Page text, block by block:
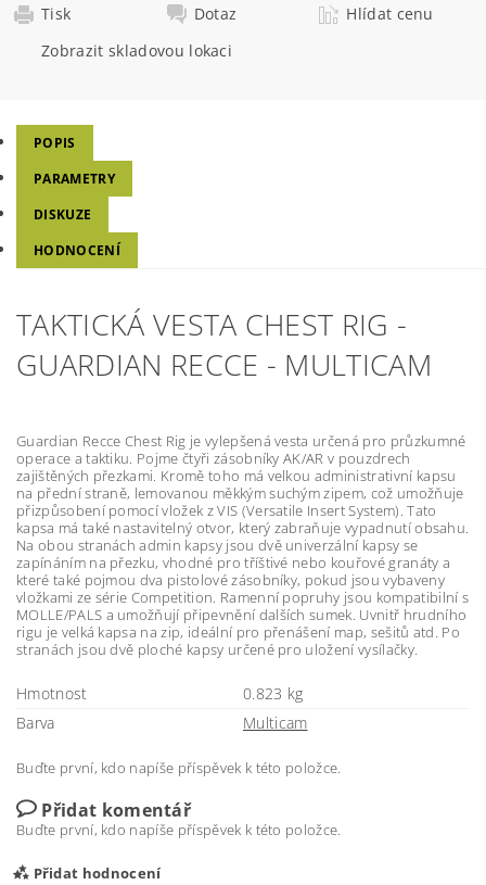
Tisk
Dotaz
Hlídat cenu
Zobrazit skladovou lokaci
POPIS
PARAMETRY
DISKUZE
HODNOCENÍ
TAKTICKÁ VESTA CHEST RIG -
GUARDIAN RECCE - MULTICAM
Guardian Recce Chest Rig je vylepšená vesta určená pro průzkumné
operace a taktiku. Pojme čtyři zásobníky AK/AR v pouzdrech
zajištěných přezkami. Kromě toho má velkou administrativní kapsu
na přední straně, lemovanou měkkým suchým zipem, což umožňuje
přizpůsobení pomocí vložek z VIS (Versatile Insert System). Tato
kapsa má také nastavitelný otvor, který zabraňuje vypadnutí obsahu.
Na obou stranách admin kapsy jsou dvě univerzální kapsy se
zapínáním na přezku, vhodné pro tříštivé nebo kouřové granáty a
které také pojmou dva pistolové zásobníky, pokud jsou vybaveny
vložkami ze série Competition. Ramenní popruhy jsou kompatibilní s
MOLLE/PALS a umožňují připevnění dalších sumek. Uvnitř hrudního
rigu je velká kapsa na zip, ideální pro přenášení map, sešitů atd. Po
stranách jsou dvě ploché kapsy určené pro uložení vysílačky.
Hmotnost
0.823 kg
Barva
Multicam
Buďte první, kdo napíše příspěvek k této položce.
Přidat komentář
Buďte první, kdo napíše příspěvek k této položce.
Přidat hodnocení